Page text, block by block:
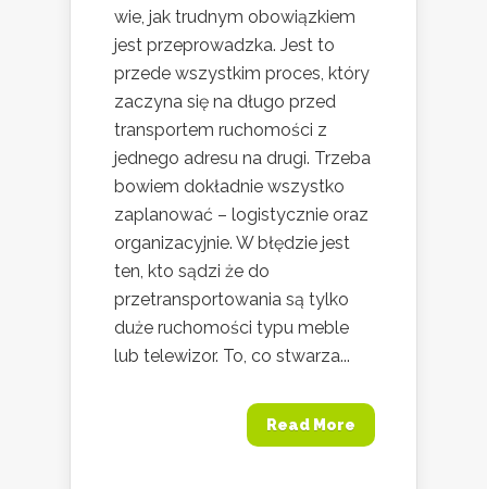
wie, jak trudnym obowiązkiem
jest przeprowadzka. Jest to
przede wszystkim proces, który
zaczyna się na długo przed
transportem ruchomości z
jednego adresu na drugi. Trzeba
bowiem dokładnie wszystko
zaplanować – logistycznie oraz
organizacyjnie. W błędzie jest
ten, kto sądzi że do
przetransportowania są tylko
duże ruchomości typu meble
lub telewizor. To, co stwarza...
Read More